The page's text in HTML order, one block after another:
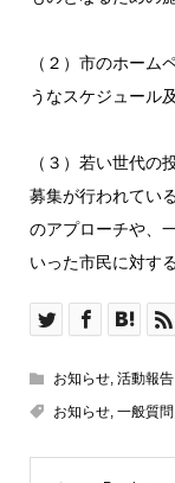
（２）市のホーム
うなスケジュール
（３）若い世代の
募集が行われてい
のアプローチや、
いった市民に対す
お知らせ, 活動報告
お知らせ, 一般質問